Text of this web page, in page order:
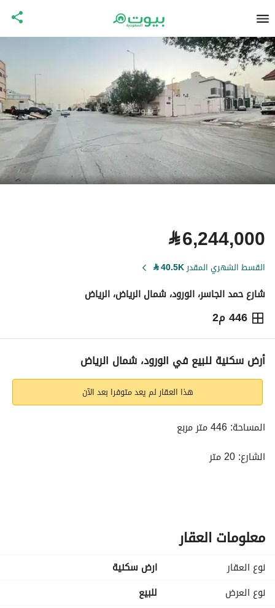
⃁6,244,000
القسط الشهري المقدر40.5K
⃁
شارع حمد الجاسر، الورود، شمال الرياض، الرياض
446 م2
⃁
6,244,000
التفاصيل معلومات ترخيص الإعلان
أرض سكنية للبيع في الورود، شمال الرياض
هذا العقار لم يعد متوفرا بعد الآن
المساحة: 446 متر مربع
الشارع: 20 متر
معلومات العقار
نوع العقار
ارض سكنية
نوع العرض
للبيع